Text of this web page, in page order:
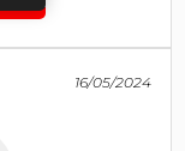
16/05/2024